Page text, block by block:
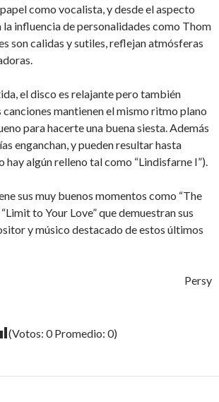
como vocalista, y desde el aspecto
influencia de personalidades como Thom
son calidas y sutiles, reflejan atmósferas
el disco es relajante pero también
mantienen el mismo ritmo plano
para hacerte una buena siesta. Además
enganchan, y pueden resultar hasta
algún relleno tal como “Lindisfarne I”).
sus muy buenos momentos como “The
to Your Love” que demuestran sus
y músico destacado de estos últimos
Persy
(Votos: 0Promedio: 0)